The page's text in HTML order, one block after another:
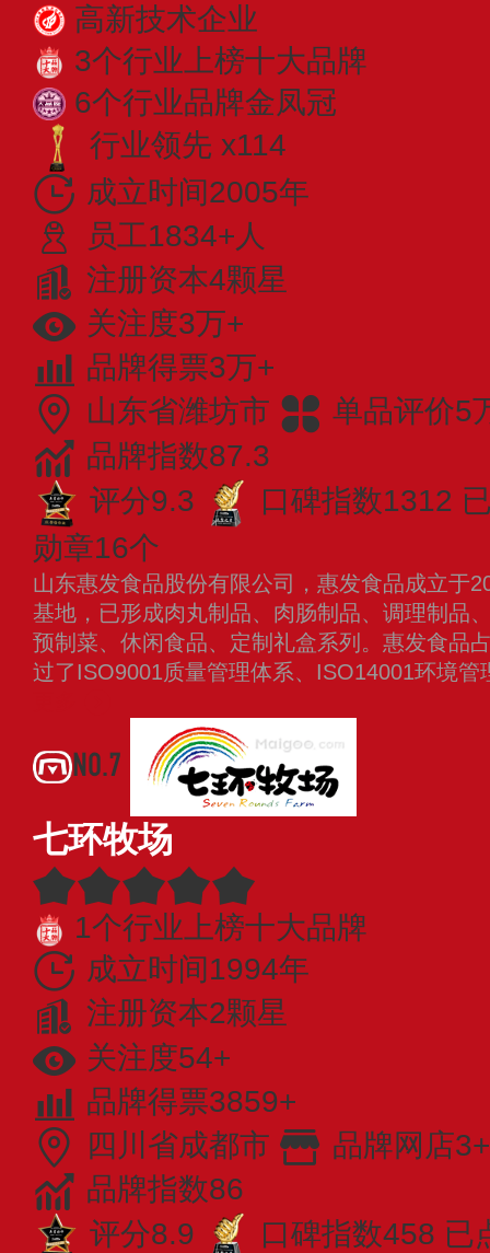
高新技术企业
3个行业上榜十大品牌
6个行业品牌金凤冠
行业领先 x114
成立时间2005年
员工1834+人
注册资本4颗星
关注度3万+
品牌得票3万+
山东省潍坊市
单品评价5
品牌指数87.3
评分9.3
口碑指数1312
勋章16个
山东惠发食品股份有限公司，惠发食品成立于
基地，已形成肉丸制品、肉肠制品、调理制品
预制菜、休闲食品、定制礼盒系列。惠发食品
过了ISO9001质量管理体系、ISO14001环境
NO.7
七环牧场
1个行业上榜十大品牌
成立时间1994年
注册资本2颗星
关注度54+
品牌得票3859+
四川省成都市
品牌网店3+
品牌指数86
评分8.9
口碑指数458 已